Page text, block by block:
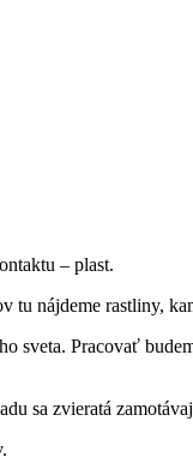
– plast.
nájdeme rastliny,
sveta. Pracovať
sa zvieratá